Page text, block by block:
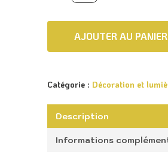
AJOUTER AU PANIER
Catégorie : Décoration et
Description
Informations